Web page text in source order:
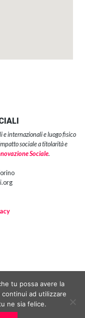
e internazionali e luogo fisico
sociale a titolarità e
Sociale.
Centro per l’Innovazione
| Sede Legale : Via
tu possa avere la
ad utilizzare
ne sia felice.